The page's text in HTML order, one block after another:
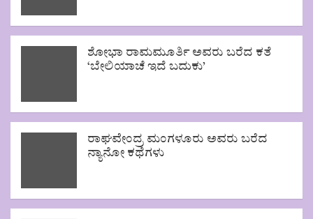
ಶೋಭಾ ರಾಮಮೂರ್ತಿ ಅವರು ಬರೆದ ಕತೆ
‘ಬೇಲಿಯಾಚೆ ಇದೆ ಬದುಕು’
ರಾಘವೇಂದ್ರ ಮಂಗಳೂರು ಅವರು ಬರೆದ
ನ್ಯಾನೋ ಕಥೆಗಳು